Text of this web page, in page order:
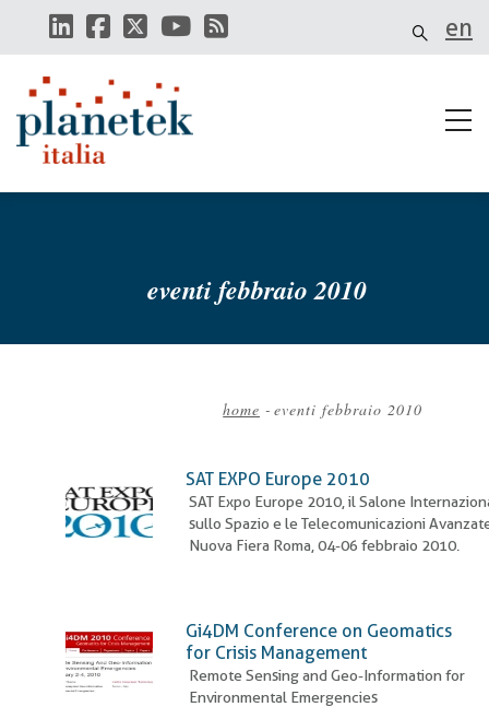
contenuto
en
eventi febbraio 2010
pane
home - eventi febbraio 2010
SAT EXPO Europe 2010
SAT Expo Europe 2010, il Salone
sullo Spazio e le Telecomunicazioni
Nuova Fiera Roma, 04-06 febbraio 2010.
Gi4DM Conference on Geomatics
for Crisis Management
Remote Sensing and Geo-Information for
Environmental Emergencies